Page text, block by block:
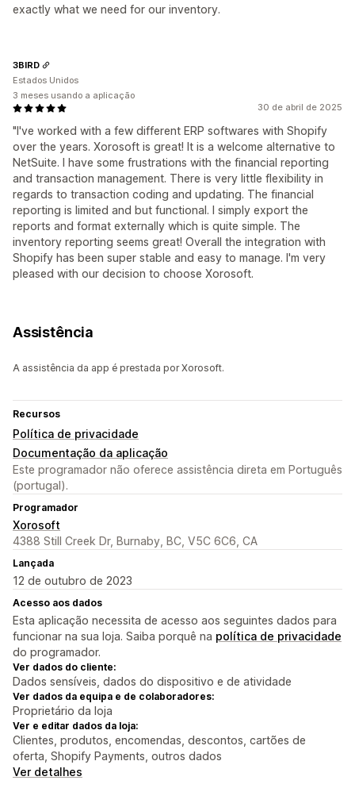
exactly what we need for our inventory.
30 de abril de 2025
"I've worked with a few different ERP softwares with Shopify
over the years. Xorosoft is great! It is a welcome alternative to
NetSuite. I have some frustrations with the financial reporting
and transaction management. There is very little flexibility in
regards to transaction coding and updating. The financial
reporting is limited and but functional. I simply export the
reports and format externally which is quite simple. The
inventory reporting seems great! Overall the integration with
Shopify has been super stable and easy to manage. I'm very
pleased with our decision to choose Xorosoft.
3BIRD
Estados Unidos
3 meses usando a aplicação
Assistência
A assistência da app é prestada por Xorosoft.
Recursos
Política de privacidade
Documentação da aplicação
Este programador não oferece assistência direta em Português
(portugal).
Programador
Xorosoft
4388 Still Creek Dr, Burnaby, BC, V5C 6C6, CA
Lançada
12 de outubro de 2023
Acesso aos dados
Esta aplicação necessita de acesso aos seguintes dados para
funcionar na sua loja. Saiba porquê na política de privacidade
do programador.
Ver dados do cliente:
Dados sensíveis, dados do dispositivo e de atividade
Ver dados da equipa e de colaboradores:
Proprietário da loja
Ver e editar dados da loja:
Clientes, produtos, encomendas, descontos, cartões de
oferta, Shopify Payments, outros dados
Ver detalhes